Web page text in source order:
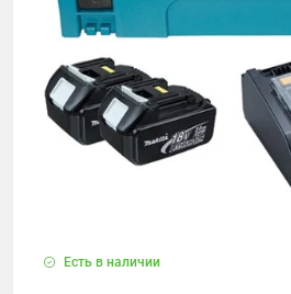
Есть в наличии